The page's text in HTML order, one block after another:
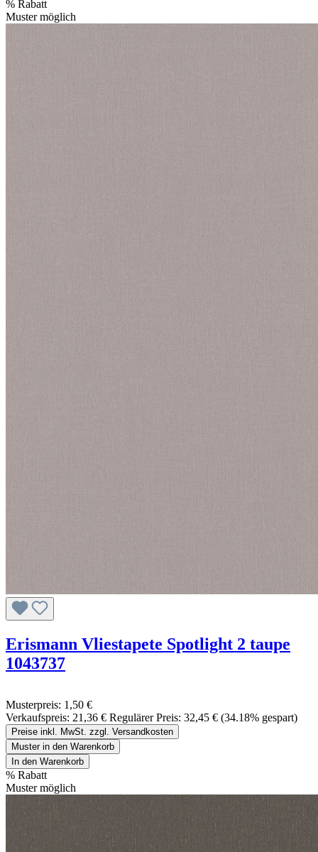
% Rabatt
Muster möglich
Erismann Vliestapete Spotlight 2 taupe
1043737
Musterpreis: 1,50 €
Verkaufspreis: 21,36 € Regulärer Preis: 32,45 € (34.18% gespart)
Preise inkl. MwSt. zzgl. Versandkosten
Muster in den Warenkorb
In den Warenkorb
% Rabatt
Muster möglich